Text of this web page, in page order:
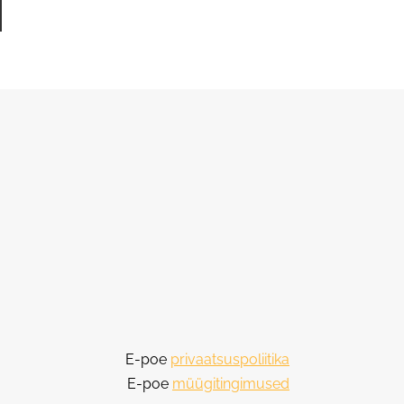
E-poe privaatsuspoliitika
E-poe müügitingimused